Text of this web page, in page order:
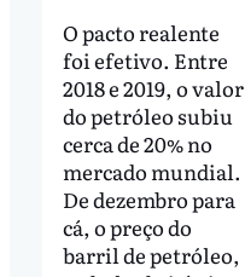
O pacto realente
foi efetivo. Entre
2018 e 2019, o valor
do petróleo subiu
cerca de 20% no
mercado mundial.
De dezembro para
cá, o preço do
barril de petróleo,